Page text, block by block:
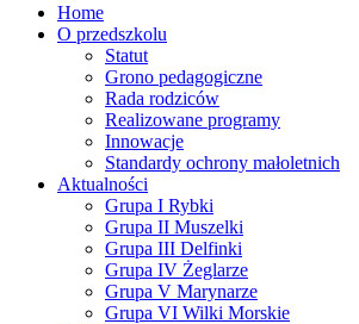
Home
O przedszkolu
Statut
Grono pedagogiczne
Rada rodziców
Realizowane programy
Innowacje
Standardy ochrony małoletnich
Aktualności
Grupa I Rybki
Grupa II Muszelki
Grupa III Delfinki
Grupa IV Żeglarze
Grupa V Marynarze
Grupa VI Wilki Morskie